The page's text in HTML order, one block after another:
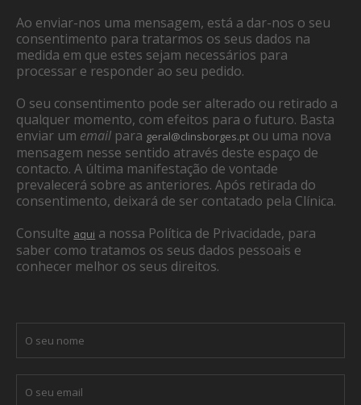
Ao enviar-nos uma mensagem, está a dar-nos o seu
consentimento para tratarmos os seus dados na
medida em que estes sejam necessários para
processar e responder ao seu pedido.
O seu consentimento pode ser alterado ou retirado a
qualquer momento, com efeitos para o futuro. Basta
enviar um email para geral@clinsborges.pt ou uma nova
mensagem nesse sentido através deste espaço de
contacto. A última manifestação de vontade
prevalecerá sobre as anteriores. Após retirada do
consentimento, deixará de ser contatado pela Clínica.
Consulte aqui a nossa Política de Privacidade, para
saber como tratamos os seus dados pessoais e
conhecer melhor os seus direitos.